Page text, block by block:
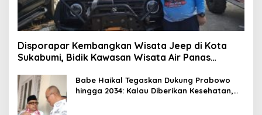
Disporapar Kembangkan Wisata Jeep di Kota
Sukabumi, Bidik Kawasan Wisata Air Panas
Babe Haikal Tegaskan Dukung Prabowo
hingga 2034: Kalau Diberikan Kesehatan,